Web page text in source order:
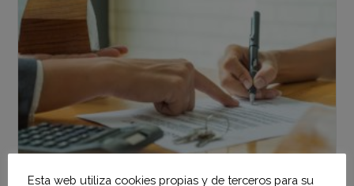
Asesora
Sobre
De
Pensiones
Esta web utiliza cookies propias y de terceros para su